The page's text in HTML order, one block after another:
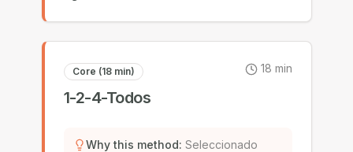
Core (18 min)
1-2-4-Todos
18 min
Why this method: Seleccionado